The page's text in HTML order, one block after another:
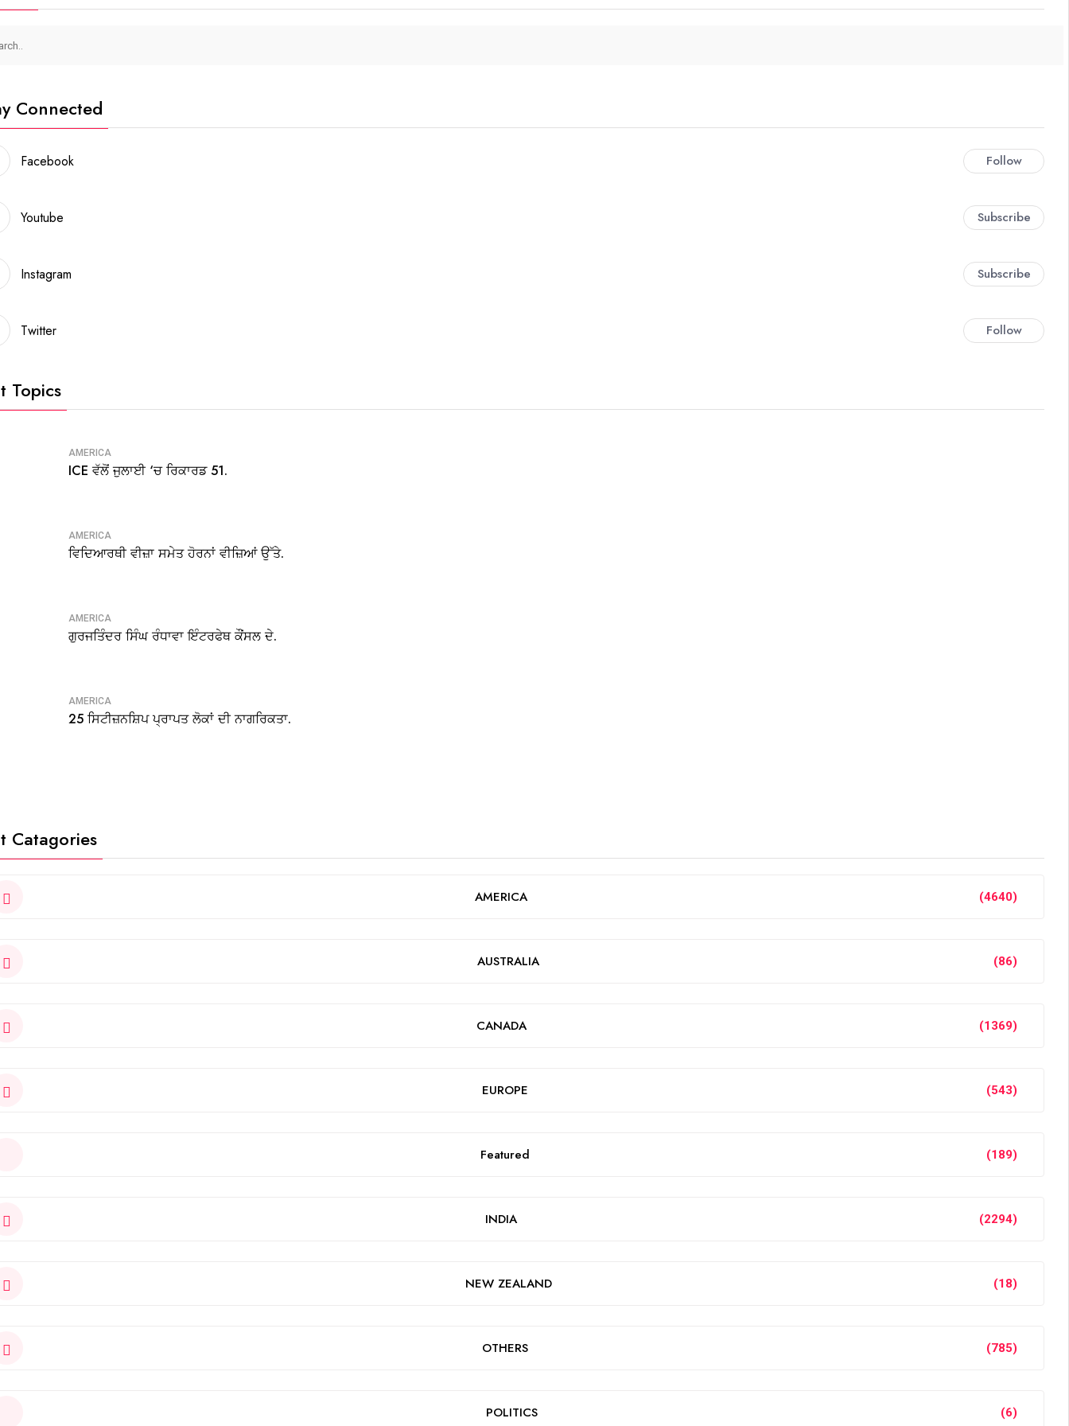
Connected
Facebook Follow
Youtube Subscribe
Instagram Subscribe
Twitter Follow
Topics
AMERICA
ICE ਵੱਲੋਂ ਜੁਲਾਈ ‘ਚ ਰਿਕਾਰਡ 51.
AMERICA
ਵਿਦਿਆਰਥੀ ਵੀਜ਼ਾ ਸਮੇਤ ਹੋਰਨਾਂ ਵੀਜ਼ਿਆਂ ਉੱਤੇ.
AMERICA
ਗੁਰਜਤਿੰਦਰ ਸਿੰਘ ਰੰਧਾਵਾ ਇੰਟਰਫੇਥ ਕੌਂਸਲ ਦੇ.
AMERICA
25 ਸਿਟੀਜ਼ਨਸ਼ਿਪ ਪ੍ਰਾਪਤ ਲੋਕਾਂ ਦੀ ਨਾਗਰਿਕਤਾ.
Catagories
AMERICA (4640)
AUSTRALIA (86)
CANADA (1369)
EUROPE (543)
Featured (189)
INDIA (2294)
NEW ZEALAND (18)
OTHERS (785)
POLITICS (6)